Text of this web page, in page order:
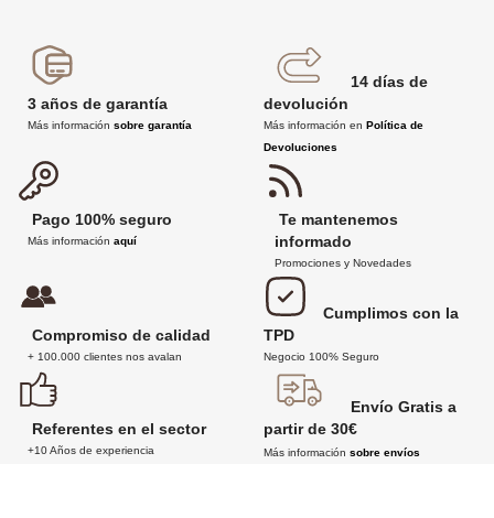
3 años de garantía
Más información sobre garantía
14 días de
devolución
Más información en Política de
Devoluciones
Pago 100% seguro
Más información aquí
Te mantenemos
informado
Promociones y Novedades
Compromiso de calidad
+ 100.000 clientes nos avalan
Cumplimos con la
TPD
Negocio 100% Seguro
Referentes en el sector
+10 Años de experiencia
Envío Gratis a
partir de 30€
Más información sobre envíos